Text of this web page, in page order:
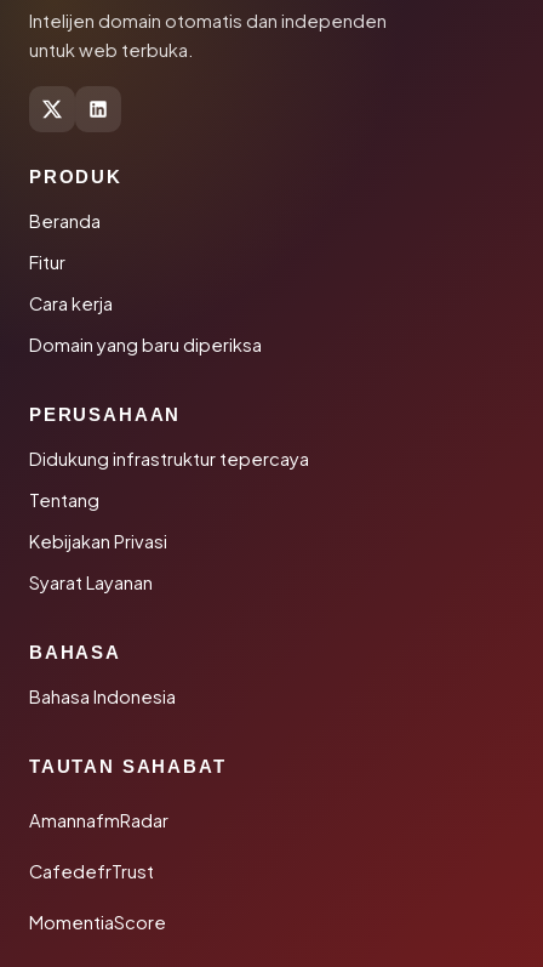
Intelijen domain otomatis dan independen
untuk web terbuka.
PRODUK
Beranda
Fitur
Cara kerja
Domain yang baru diperiksa
PERUSAHAAN
Didukung infrastruktur tepercaya
Tentang
Kebijakan Privasi
Syarat Layanan
BAHASA
Bahasa Indonesia
TAUTAN SAHABAT
AmannafmRadar
CafedefrTrust
MomentiaScore